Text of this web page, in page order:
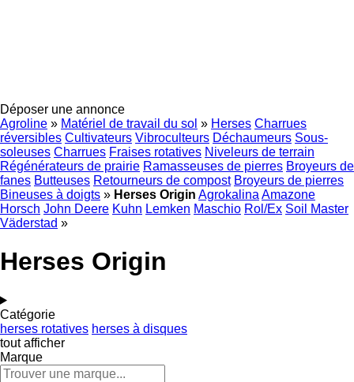
Déposer une annonce
Agroline » Matériel de travail du sol » Herses Charrues
réversibles Cultivateurs Vibroculteurs Déchaumeurs Sous-
soleuses Charrues Fraises rotatives Niveleurs de terrain
Régénérateurs de prairie Ramasseuses de pierres Broyeurs de
fanes Butteuses Retourneurs de compost Broyeurs de pierres
Bineuses à doigts » Herses Origin Agrokalina Amazone
Horsch John Deere Kuhn Lemken Maschio Rol/Ex Soil Master
Väderstad »
Herses Origin
Catégorie
herses rotatives herses à disques
tout afficher
Marque